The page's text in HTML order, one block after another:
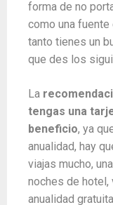
forma de no
como una
tanto tienes un
que des los
La
tengas una
beneficio, ya
anualidad, hay
viajas mucho,
noches de hotel,
anualidad